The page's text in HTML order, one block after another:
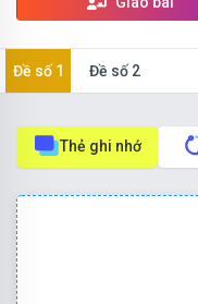
Đề số 1 Đề số 2
Thẻ ghi nhớ